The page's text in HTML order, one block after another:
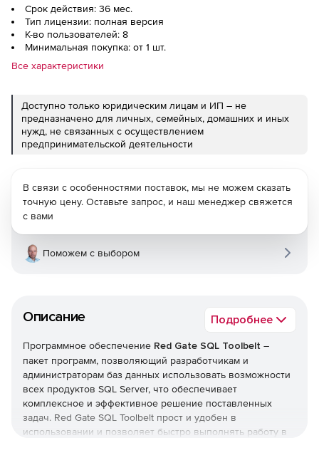
Срок действия: 36 мес.
Тип лицензии: полная версия
К-во пользователей: 8
Минимальная покупка: от 1 шт.
Все характеристики
Доступно только юридическим лицам и ИП – не
предназначено для личных, семейных, домашних и иных
нужд, не связанных с осуществлением
предпринимательской деятельности
Описание Подробнее
Программное обеспечение Red Gate SQL Toolbelt –
пакет программ, позволяющий разработчикам и
администраторам баз данных использовать возможности
всех продуктов SQL Server, что обеспечивает
комплексное и эффективное решение поставленных
задач. Red Gate SQL Toolbelt прост и удобен в
использовании и позволяет быстро выполнять работу в
В связи с особенностями поставок, мы не можем сказать
точную цену. Оставьте запрос, и наш менеджер свяжется
с вами
Поможем с выбором